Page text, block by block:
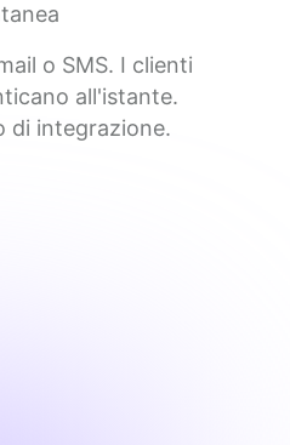
o SMS. I clienti
all'istante.
di integrazione.